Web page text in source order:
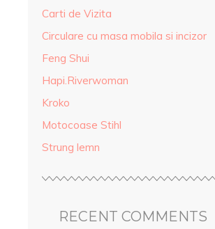
Carti de Vizita
Circulare cu masa mobila si incizor
Feng Shui
Hapi.Riverwoman
Kroko
Motocoase Stihl
Strung lemn
RECENT COMMENTS